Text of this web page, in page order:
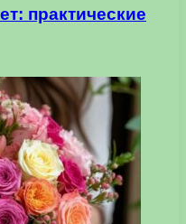
практические